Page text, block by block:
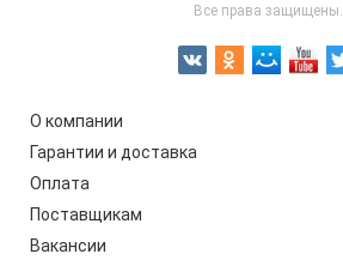
Все права защищены.
О компании
Гарантии и доставка
Оплата
Поставщикам
Вакансии